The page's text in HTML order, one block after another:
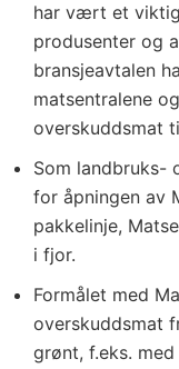
har vært et
produsenter og
bransjeavtalen
matsentralene
overskuddsmat
Som landbruks-
for åpningen av
pakkelinje,
i fjor.
Formålet med
overskuddsmat
grønt, f.eks.